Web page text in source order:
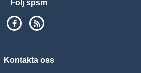
Följ spsm
SPSM på Facebook
Kontakta oss